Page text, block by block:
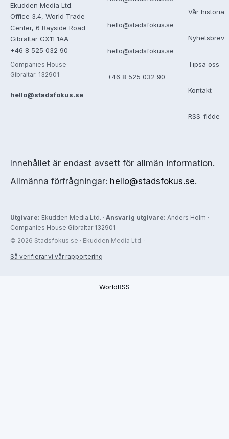
Ekudden Media Ltd.
Office 3.4, World Trade
Center, 6 Bayside Road
Gibraltar GX11 1AA
+46 8 525 032 90
Companies House
Gibraltar: 132901
hello@stadsfokus.se
hello@stadsfokus.se
hello@stadsfokus.se
+46 8 525 032 90
Vår historia
Nyhetsbrev
Tipsa oss
Kontakt
RSS-flöde
Innehållet är endast avsett för allmän information.
Allmänna förfrågningar: hello@stadsfokus.se.
Utgivare: Ekudden Media Ltd. · Ansvarig utgivare: Anders Holm ·
Companies House Gibraltar 132901
© 2026 Stadsfokus.se · Ekudden Media Ltd. ·
Så verifierar vi vår rapportering
WorldRSS